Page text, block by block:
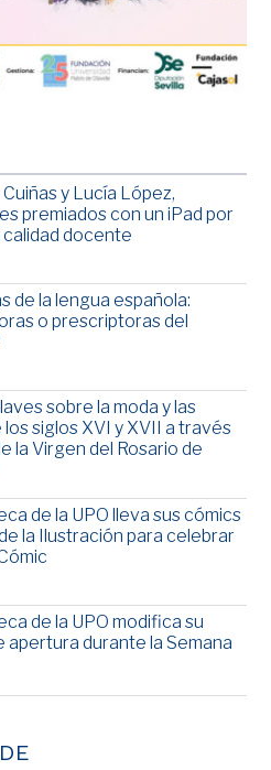
y Lucía López,
premiados con un iPad por
calidad docente
de la lengua española:
o prescriptoras del
sobre la moda y las
los siglos XVI y XVII a través
la Virgen del Rosario de
de la UPO lleva sus cómics
la Ilustración para celebrar
de la UPO modifica su
apertura durante la Semana